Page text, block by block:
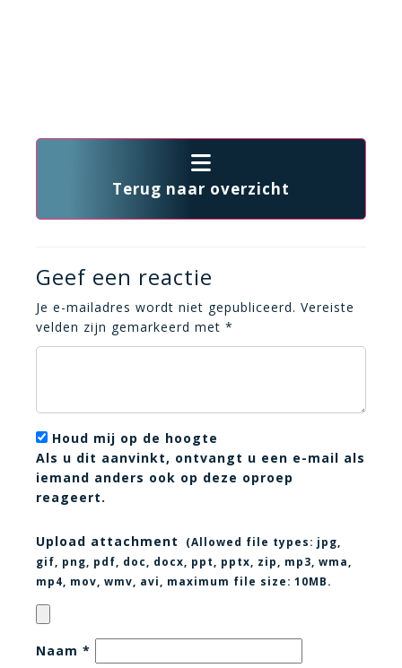
Terug naar overzicht
Geef een reactie
Je e-mailadres wordt niet gepubliceerd. Vereiste
velden zijn gemarkeerd met *
Houd mij op de hoogte
Als u dit aanvinkt, ontvangt u een e-mail als
iemand anders ook op deze oproep
reageert.
Upload attachment (Allowed file types: jpg,
gif, png, pdf, doc, docx, ppt, pptx, zip, mp3, wma,
mp4, mov, wmv, avi
, maximum file size: 10MB.
Naam *